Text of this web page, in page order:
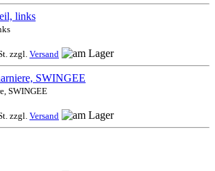
zzgl. Versand
SWINGEE
zzgl. Versand